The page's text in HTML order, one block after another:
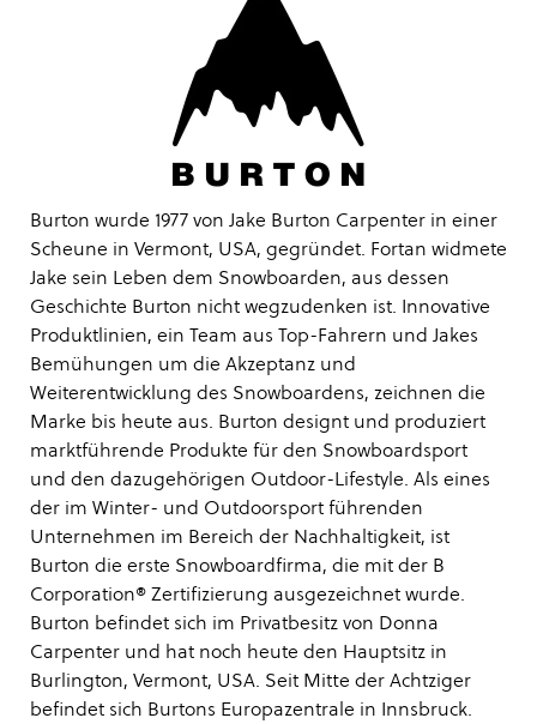
Burton wurde 1977 von Jake Burton Carpenter in einer
Scheune in Vermont, USA, gegründet. Fortan widmete
Jake sein Leben dem Snowboarden, aus dessen
Geschichte Burton nicht wegzudenken ist. Innovative
Produktlinien, ein Team aus Top-Fahrern und Jakes
Bemühungen um die Akzeptanz und
Weiterentwicklung des Snowboardens, zeichnen die
Marke bis heute aus. Burton designt und produziert
marktführende Produkte für den Snowboardsport
und den dazugehörigen Outdoor-Lifestyle. Als eines
der im Winter- und Outdoorsport führenden
Unternehmen im Bereich der Nachhaltigkeit, ist
Burton die erste Snowboardfirma, die mit der B
Corporation® Zertifizierung ausgezeichnet wurde.
Burton befindet sich im Privatbesitz von Donna
Carpenter und hat noch heute den Hauptsitz in
Burlington, Vermont, USA. Seit Mitte der Achtziger
befindet sich Burtons Europazentrale in Innsbruck.